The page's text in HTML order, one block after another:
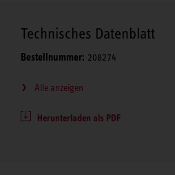
Technisches Datenblatt
Bestellnummer: 208274
Alle anzeigen
Herunterladen als PDF